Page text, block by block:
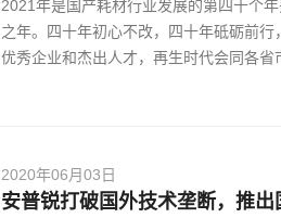
2021年是国产耗材行业发展的第四十个
之年。四十年初心不改，四十年砥砺前
优秀企业和杰出人才，再生时代会同各省
2020年06月03日
安普锐打破国外技术垄断，推